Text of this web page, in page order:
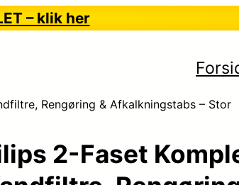
– klik her
Rengøring & Afkalkningstabs – Stor
2-Faset